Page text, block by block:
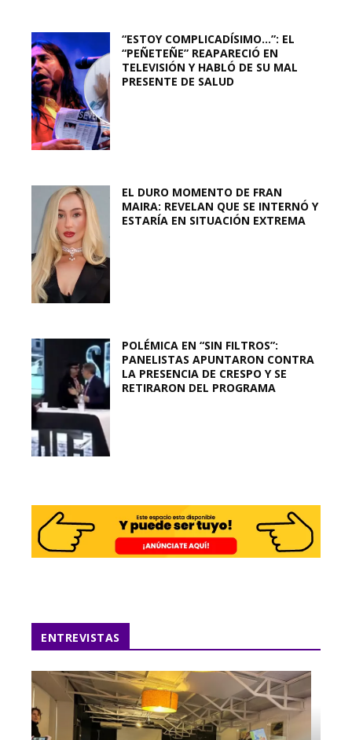
“ESTOY COMPLICADÍSIMO…”: EL
“PEÑETEÑE” REAPARECIÓ EN
TELEVISIÓN Y HABLÓ DE SU MAL
PRESENTE DE SALUD
EL DURO MOMENTO DE FRAN
MAIRA: REVELAN QUE SE INTERNÓ Y
ESTARÍA EN SITUACIÓN EXTREMA
POLÉMICA EN “SIN FILTROS”:
PANELISTAS APUNTARON CONTRA
LA PRESENCIA DE CRESPO Y SE
RETIRARON DEL PROGRAMA
ENTREVISTAS